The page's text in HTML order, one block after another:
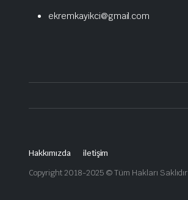
ekremkayikci@gmail.com
Hakkımızda
iletişim
Copyright 2018-2025 © Tüm Hakları Saklıdır